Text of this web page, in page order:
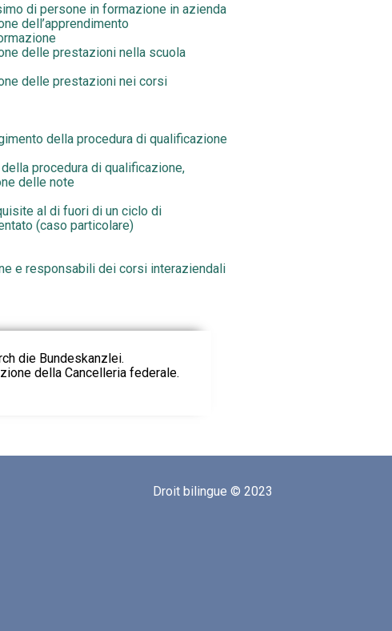
di persone in formazione in azienda
dell’apprendimento
delle prestazioni nella scuola
delle prestazioni nei corsi
della procedura di qualificazione
procedura di qualificazione,
delle note
al di fuori di un ciclo di
(caso particolare)
e responsabili dei corsi interaziendali
die Bundeskanzlei.
della Cancelleria federale.
Droit bilingue © 2023